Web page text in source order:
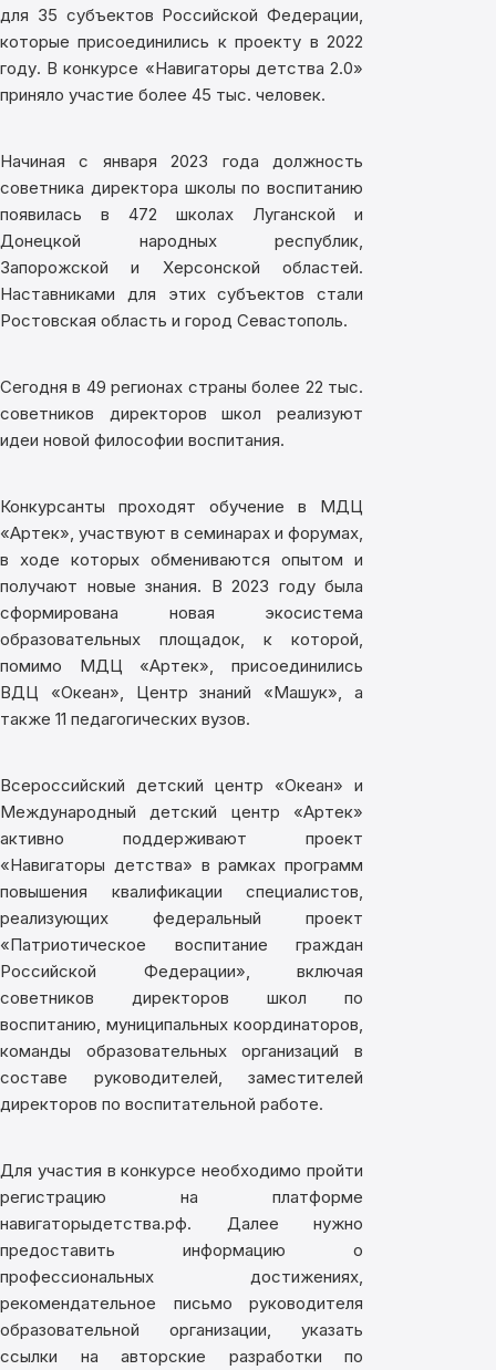
для 35 субъектов Российской Федерации,
которые присоединились к проекту в 2022
году. В конкурсе «Навигаторы детства 2.0»
приняло участие более 45 тыс. человек.
Начиная с января 2023 года должность
советника директора школы по воспитанию
появилась в 472 школах Луганской и
Донецкой народных республик,
Запорожской и Херсонской областей.
Наставниками для этих субъектов стали
Ростовская область и город Севастополь.
Сегодня в 49 регионах страны более 22 тыс.
советников директоров школ реализуют
идеи новой философии воспитания.
Конкурсанты проходят обучение в МДЦ
«Артек», участвуют в семинарах и форумах,
в ходе которых обмениваются опытом и
получают новые знания. В 2023 году была
сформирована новая экосистема
образовательных площадок, к которой,
помимо МДЦ «Артек», присоединились
ВДЦ «Океан», Центр знаний «Машук», а
также 11 педагогических вузов.
Всероссийский детский центр «Океан» и
Международный детский центр «Артек»
активно поддерживают проект
«Навигаторы детства» в рамках программ
повышения квалификации специалистов,
реализующих федеральный проект
«Патриотическое воспитание граждан
Российской Федерации», включая
советников директоров школ по
воспитанию, муниципальных координаторов,
команды образовательных организаций в
составе руководителей, заместителей
директоров по воспитательной работе.
Для участия в конкурсе необходимо пройти
регистрацию на платформе
навигаторыдетства.рф. Далее нужно
предоставить информацию о
профессиональных достижениях,
рекомендательное письмо руководителя
образовательной организации, указать
ссылки на авторские разработки по